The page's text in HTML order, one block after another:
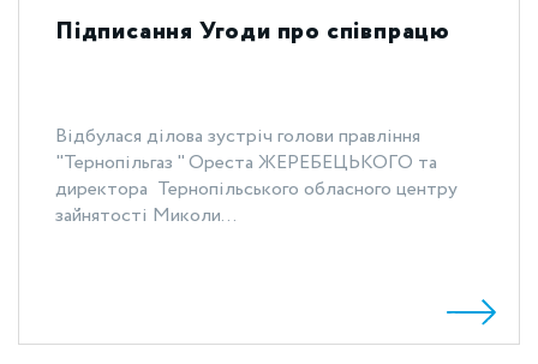
Підписання Угоди про співпрацю
Відбулася ділова зустріч голови правління
"Тернопільгаз " Ореста ЖЕРЕБЕЦЬКОГО та
директора Тернопільського обласного центру
зайнятості Миколи...